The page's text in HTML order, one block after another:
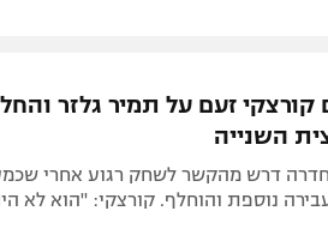
קורצקי זעם על תמיר גלזר
השנייה
דרש מהקשר לשחק רגוע אחרי
נוספת והוחלף. קורצקי: "הוא לא